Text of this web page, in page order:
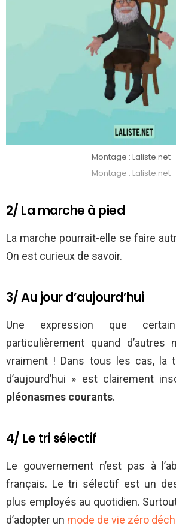
Montage : Laliste.net
Montage : Laliste.net
2/ La marche à pied
La marche pourrait-elle se faire
On est curieux de savoir.
3/ Au jour d’aujourd’hui
Une expression que
particulièrement quand d’autres
vraiment ! Dans tous les cas, la
d’aujourd’hui » est clairement
pléonasmes courants.
4/ Le tri sélectif
Le gouvernement n’est pas à
français. Le tri sélectif est un
plus employés au quotidien.
d’adopter un mode de vie zéro